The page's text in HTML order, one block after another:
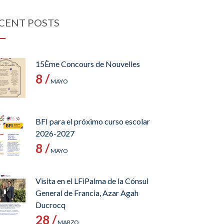
POSTS
15Ème Concours de Nouvelles
8 /MAYO
BFI para el próximo curso escolar
2026-2027
8 /MAYO
Visita en el LFiPalma de la Cónsul
General de Francia, Azar Agah
Ducrocq
28 /MARZO